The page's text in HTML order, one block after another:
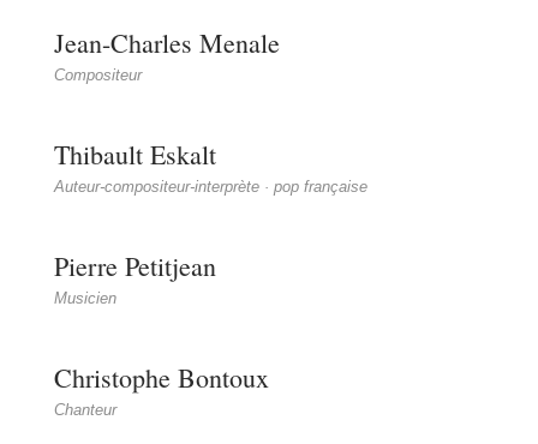
Jean-Charles Menale
Compositeur
Thibault Eskalt
Auteur-compositeur-interprète · pop française
Pierre Petitjean
Musicien
Christophe Bontoux
Chanteur